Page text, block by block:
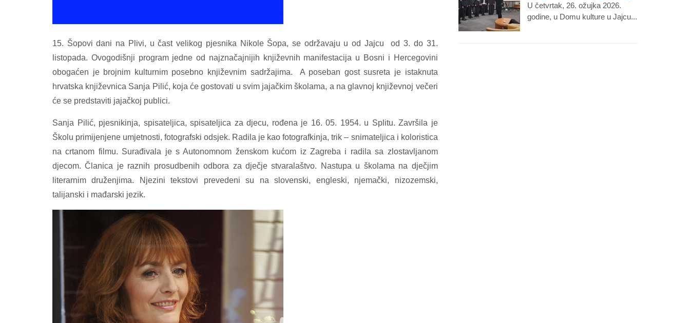
15. Šopovi dani na Plivi, u čast velikog pjesnika Nikole Šopa, se održavaju u od Jajcu
od 3. do 31.
listopada. Ovogodišnji program jedne od najznačajnijih književnih manifestacija u Bosni i Hercegovini
obogaćen je brojnim kulturnim posebno književnim sadržajima.
A poseban gost susreta je istaknuta
hrvatska književnica Sanja Pilić, koja će gostovati u svim jajačkim školama, a na glavnoj književnoj večeri
će se predstaviti jajačkoj publici.
Sanja Pilić, pjesnikinja, spisateljica, spisateljica za djecu, rođena je 16. 05. 1954. u Splitu. Završila je
Školu primijenjene umjetnosti, fotografski odsjek. Radila je kao fotografkinja, trik – snimateljica i koloristica
na crtanom filmu. Surađivala je s Autonomnom ženskom kućom iz Zagreba i radila sa zlostavljanom
djecom. Članica je raznih prosudbenih odbora za dječje stvaralaštvo. Nastupa u školama na dječjim
literarnim druženjima. Njezini tekstovi prevedeni su na slovenski, engleski, njemački, nizozemski,
talijanski i mađarski jezik.
U četvrtak, 26. ožujka 2026.
godine, u Domu kulture u Jajcu...